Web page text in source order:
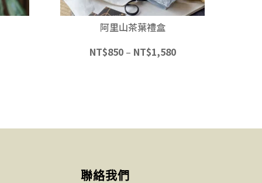
阿里山茶葉禮盒
NT$850– NT$1,580
聯絡我們